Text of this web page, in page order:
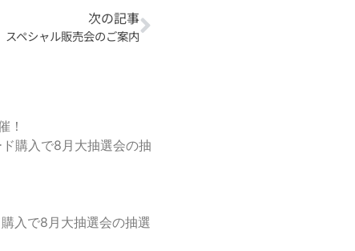
次の記事
スペシャル販売会のご案内
！
購入で8月大抽選会の抽
入で8月大抽選会の抽選